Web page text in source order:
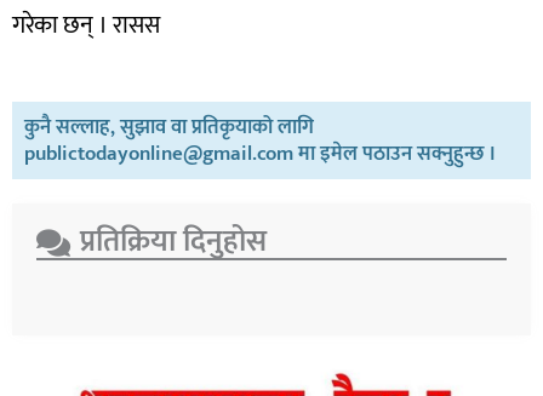
गरेका छन् । रासस
कुनै सल्लाह, सुझाव वा प्रतिकृयाको लागि
publictodayonline@gmail.com मा इमेल पठाउन सक्नुहुन्छ ।
प्रतिक्रिया दिनुहोस​